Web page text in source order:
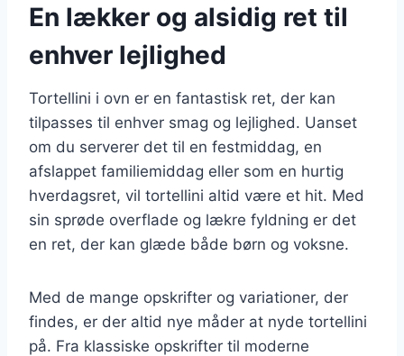
En lækker og alsidig ret til
enhver lejlighed
Tortellini i ovn er en fantastisk ret, der kan
tilpasses til enhver smag og lejlighed. Uanset
om du serverer det til en festmiddag, en
afslappet familiemiddag eller som en hurtig
hverdagsret, vil tortellini altid være et hit. Med
sin sprøde overflade og lækre fyldning er det
en ret, der kan glæde både børn og voksne.
Med de mange opskrifter og variationer, der
findes, er der altid nye måder at nyde tortellini
på. Fra klassiske opskrifter til moderne